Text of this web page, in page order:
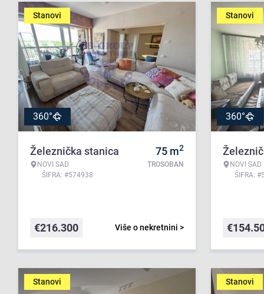
Stanovi
360°
Železnička stanica
NOVI SAD
ŠIFRA: #574938
75 m2
TROSOBAN
Više o nekretnini >
€216.300
Stanovi
360°
NOVI SAD
ŠIFRA:
€
Stanovi Stanovi